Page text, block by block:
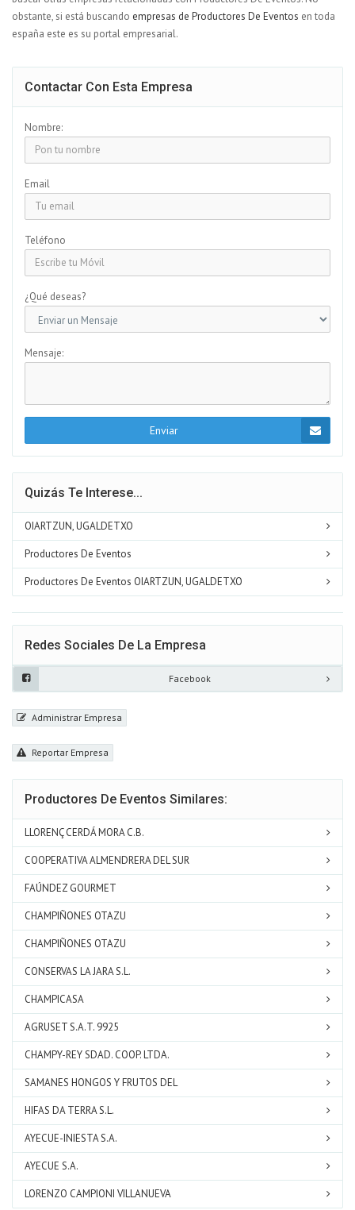
obstante, si está buscando empresas de Productores De Eventos en toda
españa este es su portal empresarial.
Contactar Con Esta Empresa
Nombre:
Email
Teléfono
¿Qué deseas?
Mensaje:
Enviar
Quizás Te Interese...
OIARTZUN, UGALDETXO
Productores De Eventos
Productores De Eventos OIARTZUN, UGALDETXO
Redes Sociales De La Empresa
Facebook
Administrar Empresa
Reportar Empresa
Productores De Eventos Similares:
LLORENÇ CERDÁ MORA C.B.
COOPERATIVA ALMENDRERA DEL SUR
FAÚNDEZ GOURMET
CHAMPIÑONES OTAZU
CHAMPIÑONES OTAZU
CONSERVAS LA JARA S.L.
CHAMPICASA
AGRUSET S.A.T. 9925
CHAMPY-REY SDAD. COOP. LTDA.
SAMANES HONGOS Y FRUTOS DEL
HIFAS DA TERRA S.L.
AYECUE-INIESTA S.A.
AYECUE S.A.
LORENZO CAMPIONI VILLANUEVA